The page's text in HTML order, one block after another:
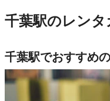
千葉駅のレンタ
千葉駅でおすすめ